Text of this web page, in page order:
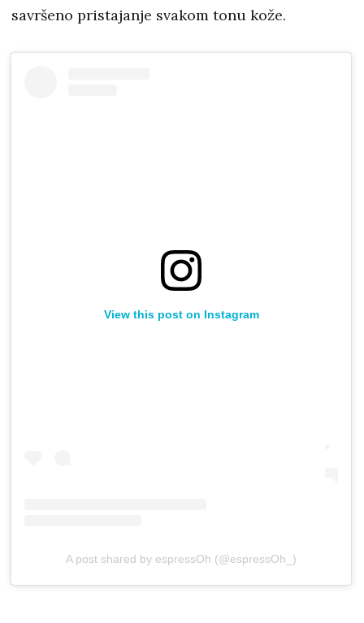
savršeno pristajanje svakom tonu kože.
View this post on Instagram
A post shared by espressOh (@espressOh_)